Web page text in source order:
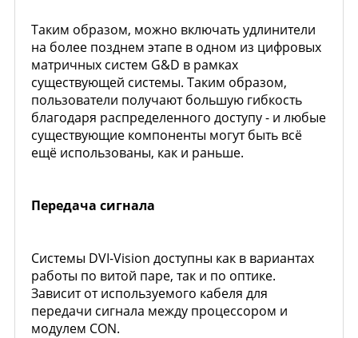
Таким образом, можно включать удлинители
на более позднем этапе в одном из цифровых
матричных систем G&D в рамках
существующей системы. Таким образом,
пользователи получают большую гибкость
благодаря распределенного доступу - и любые
существующие компоненты могут быть всё
ещё использованы, как и раньше.
Передача сигнала
Системы DVI-Vision доступны как в вариантах
работы по витой паре, так и по оптике.
Зависит от используемого кабеля для
передачи сигнала между процессором и
модулем CON.